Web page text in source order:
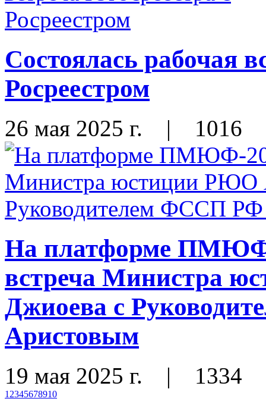
Состоялась рабочая
Росреестром
26 мая 2025 г. | 1016
На платформе
встреча Министра
Джиоева с
Аристовым
19 мая 2025 г. | 1334
1 2345678910